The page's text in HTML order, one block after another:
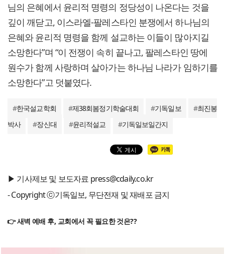
님의 은혜에서 윤리적 명령의 정당성이 나온다는 것을
깊이 깨닫고, 이스라엘-팔레스타인 분쟁에서 하나님의
은혜와 윤리적 명령을 함께 설교하는 이들이 많아지길
소망한다”며 “이 전쟁이 속히 끝나고, 팔레스타인 땅에
원수가 함께 사랑하며 살아가는 하나님 나라가 임하기를
소망한다”고 덧붙였다.
#한국설교학회 #제38회봄정기학술대회 #기독일보 #최진봉
박사
#장신대 #윤리적설교 #기독일보일간지
▶ 기사제보 및 보도자료 press@cdaily.co.kr
- Copyright ⓒ기독일보, 무단전재 및 재배포 금지
👉 새벽 예배 후, 교회에서 꼭 필요한 것은??